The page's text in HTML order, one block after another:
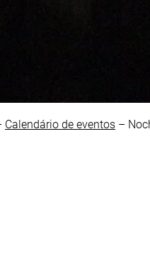
Calendário de eventos –